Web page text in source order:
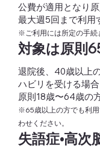
公費が適用となり
最大週5回まで利用
※ご利用には所定の手続
退院後、40歳以上
ハビリを受ける場
原則18歳〜64歳の
※65歳以上の方でも利
わせください。
対象は原則
失語症•高次